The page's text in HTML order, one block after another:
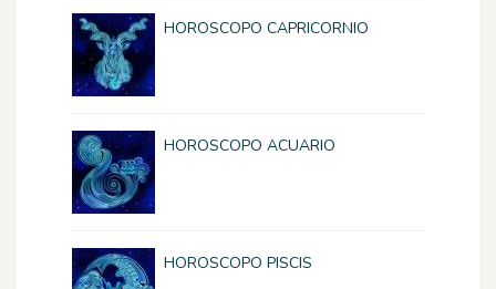
HOROSCOPO CAPRICORNIO
HOROSCOPO ACUARIO
HOROSCOPO PISCIS